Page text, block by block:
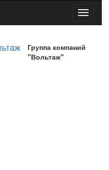
Toggle
Группа компаний
"Вольтаж"